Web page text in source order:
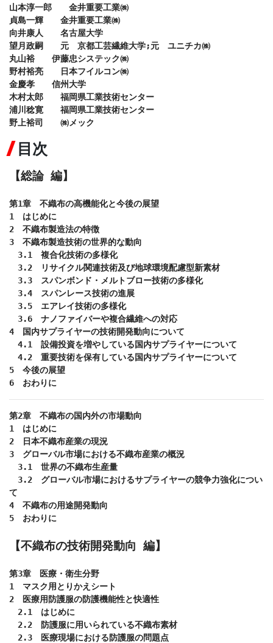
山本淳一郎　　金井重要工業㈱
貞島一輝　　金井重要工業㈱
向井康人　　名古屋大学
望月政嗣　　元　京都工芸繊維大学;元　ユニチカ㈱
丸山裕　　伊藤忠システック㈱
野村裕亮　　日本フイルコン㈱
金慶孝　　信州大学
木村太郎　　福岡県工業技術センター
浦川稔寛　　福岡県工業技術センター
野上裕司　　㈱メック
目次
【総論 編】
第1章　不織布の高機能化と今後の展望
1　はじめに
2　不織布製造法の特徴
3　不織布製造技術の世界的な動向
3.1　複合化技術の多様化
3.2　リサイクル関連技術及び地球環境配慮型新素材
3.3　スパンボンド・メルトブロー技術の多様化
3.4　スパンレース技術の進展
3.5　エアレイ技術の多様化
3.6　ナノファイバーや複合繊維への対応
4　国内サプライヤーの技術開発動向について
4.1　設備投資を増やしている国内サプライヤーについて
4.2　重要技術を保有している国内サプライヤーについて
5　今後の展望
6　おわりに
第2章　不織布の国内外の市場動向
1　はじめに
2　日本不織布産業の現況
3　グローバル市場における不織布産業の概況
3.1　世界の不織布生産量
3.2　グローバル市場におけるサプライヤーの競争力強化につい
て
4　不織布の用途開発動向
5　おわりに
【不織布の技術開発動向 編】
第3章　医療・衛生分野
1　マスク用とりかえシート
2　医療用防護服の防護機能性と快適性
2.1　はじめに
2.2　防護服に用いられている不織布素材
2.3　医療現場における防護服の問題点